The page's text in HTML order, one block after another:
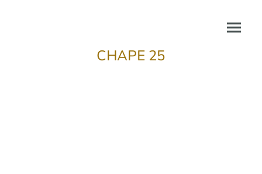
CHAPE 25